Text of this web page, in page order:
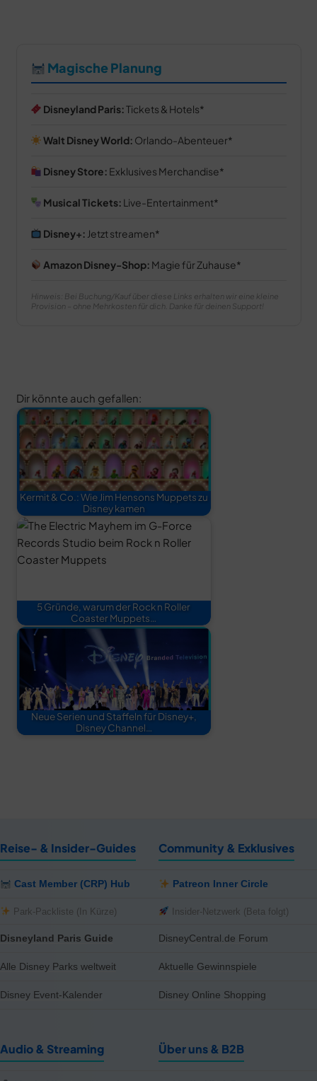
Magische Planung
Disneyland Paris:Tickets & Hotels
Walt Disney World: Orlando-Abenteuer
Disney Store: Exklusives Merchandise
Musical Tickets: Live-Entertainment
Disney+: Jetzt streamen
Amazon Disney-Shop: Magie für Zuhause
Hinweis: Bei Buchung/Kauf über diese Links erhalten wir eine kleine
Provision – ohne Mehrkosten für dich. Danke für deinen Support!
Dir könnte auch gefallen:
Kermit & Co.: Wie Jim Hensons Muppets zu
Disney kamen
5 Gründe, warum der Rock n Roller
Coaster Muppets…
Neue Serien und Staffeln für Disney+,
Disney Channel…
Reise- & Insider-Guides
Cast Member (CRP) Hub
Park-Packliste (In Kürze)
Disneyland Paris Guide
Alle Disney Parks weltweit
Disney Event-Kalender
Community & Exklusives
Patreon Inner Circle
Insider-Netzwerk (Beta folgt)
DisneyCentral.de Forum
Aktuelle Gewinnspiele
Disney Online Shopping
Audio & Streaming Über uns & B2B